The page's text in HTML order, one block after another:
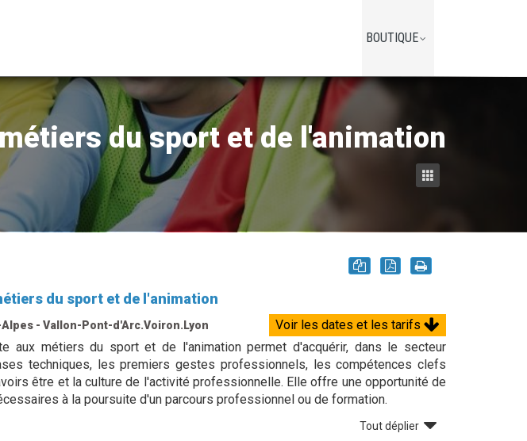
BOUTIQUE
du sport et de l'animation
du sport et de l'animation
Voir les dates et les tarifs
- Vallon-Pont-d'Arc.Voiron.Lyon
aux métiers du sport et de l'animation permet d'acquérir, dans le secteur
techniques, les premiers gestes professionnels, les compétences clefs
être et la culture de l'activité professionnelle. Elle offre une opportunité de
à la poursuite d'un parcours professionnel ou de formation.
Tout déplier